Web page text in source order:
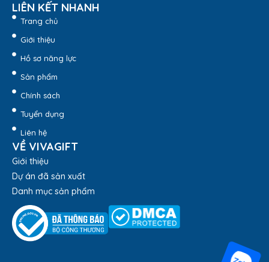
LIÊN KẾT NHANH
Trang chủ
Giới thiệu
Hồ sơ năng lực
Sản phẩm
Chính sách
Tuyển dụng
Liên hệ
VỀ VIVAGIFT
Giới thiệu
Dự án đã sản xuất
Danh mục sản phẩm